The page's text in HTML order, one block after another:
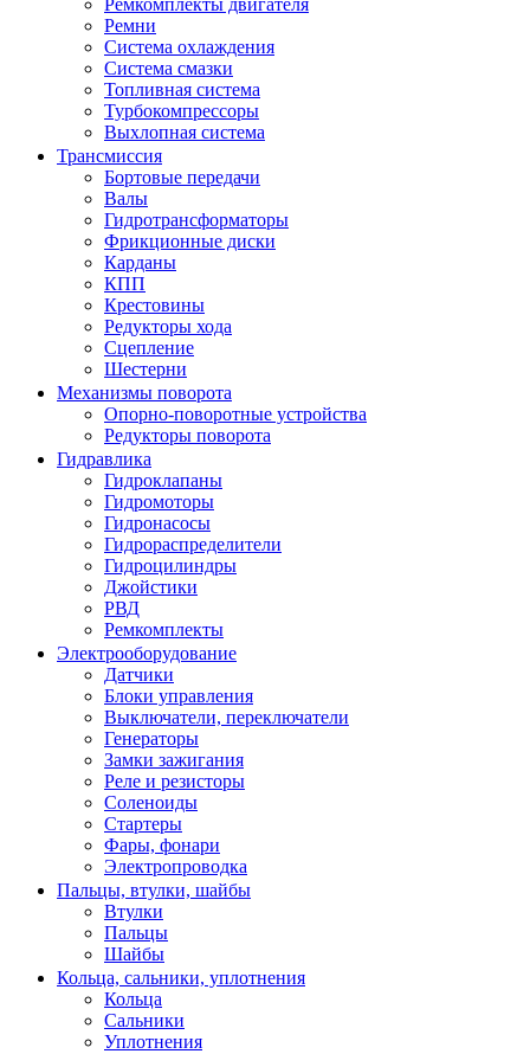
Ремкомплекты двигателя
Ремни
Система охлаждения
Система смазки
Топливная система
Турбокомпрессоры
Выхлопная система
Трансмиссия
Бортовые передачи
Валы
Гидротрансформаторы
Фрикционные диски
Карданы
КПП
Крестовины
Редукторы хода
Сцепление
Шестерни
Механизмы поворота
Опорно-поворотные устройства
Редукторы поворота
Гидравлика
Гидроклапаны
Гидромоторы
Гидронасосы
Гидрораспределители
Гидроцилиндры
Джойстики
РВД
Ремкомплекты
Электрооборудование
Датчики
Блоки управления
Выключатели, переключатели
Генераторы
Замки зажигания
Реле и резисторы
Соленоиды
Стартеры
Фары, фонари
Электропроводка
Пальцы, втулки, шайбы
Втулки
Пальцы
Шайбы
Кольца, сальники, уплотнения
Кольца
Сальники
Уплотнения